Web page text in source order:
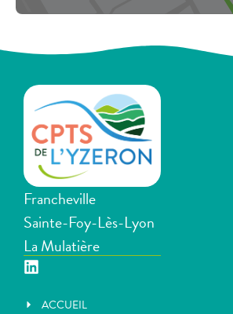
Francheville
Sainte-Foy-Lès-Lyon
La Mulatière
ACCUEIL